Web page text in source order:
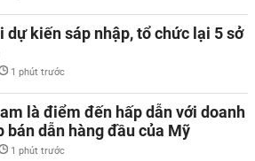
dự kiến sáp nhập, tổ chức lại 5 sở
1 phút trước
là điểm đến hấp dẫn với doanh
bán dẫn hàng đầu của Mỹ
1 phút trước